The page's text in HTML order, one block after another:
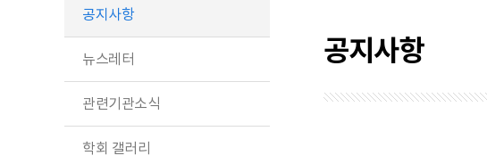
공지사항
뉴스레터
관련기관소식
학회 갤러리
공지사항